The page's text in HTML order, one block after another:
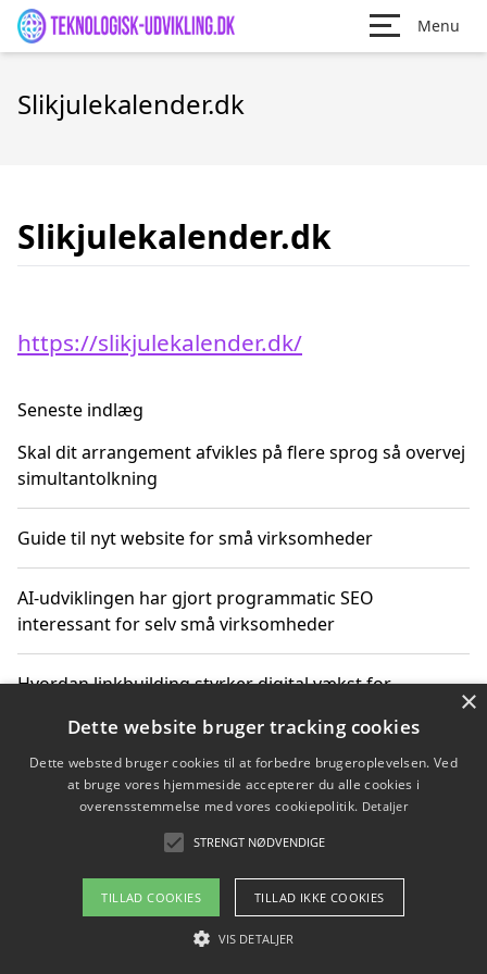
Menu
Slikjulekalender.dk
Slikjulekalender.dk
https://slikjulekalender.dk/
Seneste indlæg
Skal dit arrangement afvikles på flere sprog så overvej
simultantolkning
Guide til nyt website for små virksomheder
AI-udviklingen har gjort programmatic SEO
interessant for selv små virksomheder
Hvordan linkbuilding styrker digital vækst for
Sådan har udviklingen inden for genbrug af elektronik
ændret sig
Copyright 2026 - Pilanto Aps
Om / kontakt
×
Dette website bruger tracking cookies
Dette websted bruger cookies til at forbedre brugeroplevelsen. Ved
at bruge vores hjemmeside accepterer du alle cookies i
overensstemmelse med vores cookiepolitik. Detaljer
STRENGT NØDVENDIGE
TILLAD COOKIES TILLAD IKKE COOKIES
VIS DETALJER